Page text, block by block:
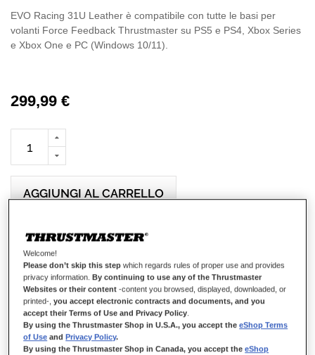
EVO Racing 31U Leather è compatibile con tutte le basi per
volanti Force Feedback Thrustmaster su PS5 e PS4, Xbox Series
e Xbox One e PC (Windows 10/11).
299,99 €
AGGIUNGI AL CARRELLO
Sii il primo a recensire questo prodotto
Dettagli
Welcome!
Please don’t skip this step which regards rules of proper use and provides
privacy information. By continuing to use any of the Thrustmaster
Websites or their content -content you browsed, displayed, downloaded, or
printed-,you accept electronic contracts and documents, and you
accept their Terms of Use and Privacy Policy
By using the Thrustmaster Shop in U.S.A., you accept theeShop Terms
of Use and Privacy Policy.
By using the Thrustmaster Shop in Canada, you accept theeShop